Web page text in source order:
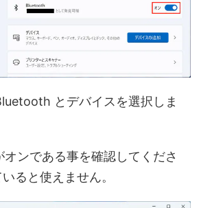
とデバイスを選択しま
ンである事を確認してくださ
ると使えません。